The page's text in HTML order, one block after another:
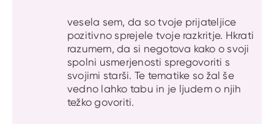
vesela sem, da so tvoje prijateljice
pozitivno sprejele tvoje razkritje. Hkrati
razumem, da si negotova kako o svoji
spolni usmerjenosti spregovoriti s
svojimi starši. Te tematike so žal še
vedno lahko tabu in je ljudem o njih
težko govoriti.